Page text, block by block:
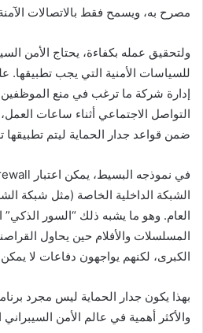
مصرح به، ويسمح فقط بالاتصالات
ولتحقيق عمله بكفاءة، يحتاج الأمن
للسياسات الأمنية التي يجب تطبيقها.
إدارة شركة ما ترغب في منع
التواصل الاجتماعي أثناء ساعات
ضمن قواعد جدار الحماية ليتم تطبيقها
الشبكة الداخلية الخاصة (مثل شبكة
العام. وهو ما يشبه ذلك “السور
المسلسلات والأفلام حين يحاول
الكبرى، لكنهم يواجهون دفاعات لا
بهذا يكون جدار الحماية ليس مجرد
والأكثر أهمية في عالم الأمن